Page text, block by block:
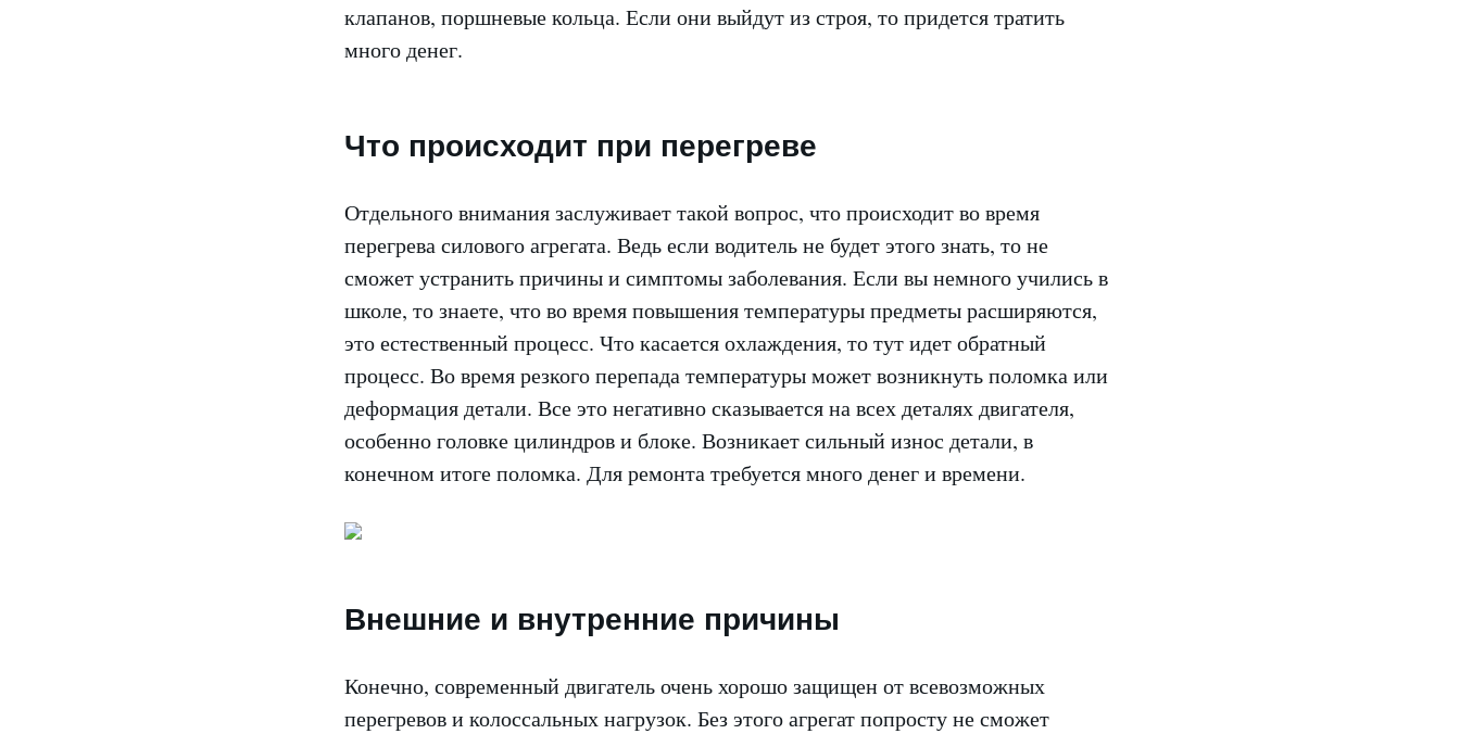
клапанов, поршневые кольца. Если они выйдут из строя, то придется тратить
много денег.
Что происходит при перегреве
Отдельного внимания заслуживает такой вопрос, что происходит во время
перегрева силового агрегата. Ведь если водитель не будет этого знать, то не
сможет устранить причины и симптомы заболевания. Если вы немного учились в
школе, то знаете, что во время повышения температуры предметы расширяются,
это естественный процесс. Что касается охлаждения, то тут идет обратный
процесс. Во время резкого перепада температуры может возникнуть поломка или
деформация детали. Все это негативно сказывается на всех деталях двигателя,
особенно головке цилиндров и блоке. Возникает сильный износ детали, в
конечном итоге поломка. Для ремонта требуется много денег и времени.
Внешние и внутренние причины
Конечно, современный двигатель очень хорошо защищен от всевозможных
перегревов и колоссальных нагрузок. Без этого агрегат попросту не сможет